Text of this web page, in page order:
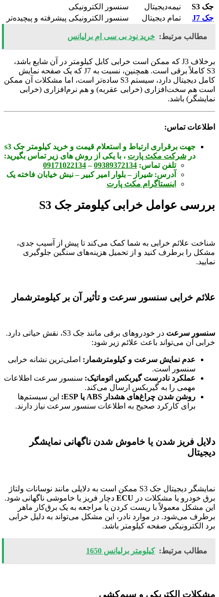
جک S3
نیمه‌دیجیتال
سنسور الکترونیکی
جک J7
تمام دیجیتال سنسور الکترونیکی پیشرفته و پیچیده‌تر
مطالب مرتبط: خرید نود بی سی ام برلیانس
برخلاف J3 که ممکن است خرابی کابل کیلومتر در آن شایع باشد،
S3 کاملاً برقی است. همچنین، نسبت به J7 که یک صفحه نمایش
کامل دیجیتال دارد، سیستم S3 ساده‌تر است، اما مشکلات آن ممکن
است هم سخت‌افزاری (خرابی عقربه) و هم نرم‌افزاری (خرابی
نمایشگر) باشد.
اطلاعات تماس:
جهت برقراری ارتباط و استعلام قیمت و خرید کیلومتر جک s3
در شرکت مکث پارت ، با یکی از روش های زیر تماس بگیرید:
تلفن تماس: 09389372134
–
09171022134
آدرس: شیراز – بلوار امیر کبیر – نبش خیابان فاخته یک
اینستاگرام مکث پارت
بررسی عوامل خرابی کیلومتر جک S3
شناخت علائم خرابی به شما کمک می‌کند تا پیش از آسیب جدی،
مشکل را برطرف کنید و از تحمیل هزینه‌های سنگین جلوگیری
نمایید.
علائم خرابی سنسور سرعت و تأثیر آن بر کیلومترشمار
سنسور سرعت
در خودروهای برقی مانند جک S3، نقش حیاتی دارد.
خرابی آن می‌تواند باعث علائم زیر شود:
عدم نمایش سرعت و کیلومترشمار: اصلی‌ترین نشانه خرابی
سنسور است.
عملکرد نادرست گیربکس اتوماتیک: سنسور سرعت اطلاعات
مهمی را به گیربکس ارسال می‌کند.
روشن شدن چراغ‌های هشدار ABS یا ESP:
این سیستم‌ها
برای کارکرد صحیح به اطلاعات سنسور سرعت نیاز دارند.
دلایل فریز شدن یا خاموش شدن ناگهانی نمایشگر
دیجیتال
نمایشگر دیجیتال جک S3 ممکن است به دلایلی مانند نوسانات ولتاژ
برق خودرو یا مشکلات در ECU دچار فریز یا خاموشی ناگهانی شود.
این مشکل معمولاً با ریست کردن یا مراجعه به یک برق‌کار ماهر
برطرف می‌شود. در موارد نادر، این مشکل می‌تواند به دلیل خرابی
برد الکترونیکی صفحه کیلومتر باشد.
مطالب مرتبط: کیلومتر برلیانس 1650
مشکلات الکتریکی و سیم‌کشی